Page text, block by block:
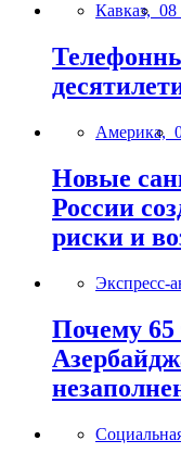
Кавказ, 08
Америка,
Новые
России
риски и
Экспресс-
Почему